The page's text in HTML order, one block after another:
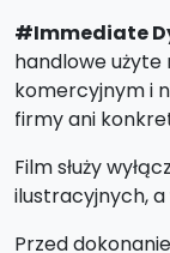
#Immediate
handlowe użyte
komercyjnym i
firmy ani
Film służy
ilustracyjnych,
Przed